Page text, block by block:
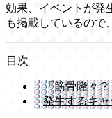
効果、イベントが発
も掲載しているので
目次
「筋骨隆々
発生するキ